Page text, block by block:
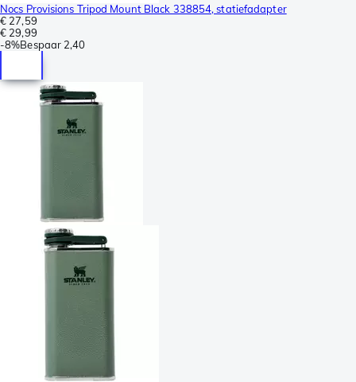
Nocs Provisions Tripod Mount Black 338854, statiefadapter
€ 27,59
€ 29,99
-8%Bespaar 2,40